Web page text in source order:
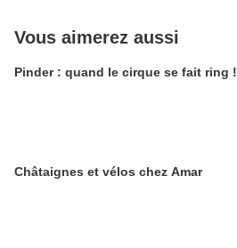
Vous aimerez aussi
Pinder : quand le cirque se fait ring !
Châtaignes et vélos chez Amar